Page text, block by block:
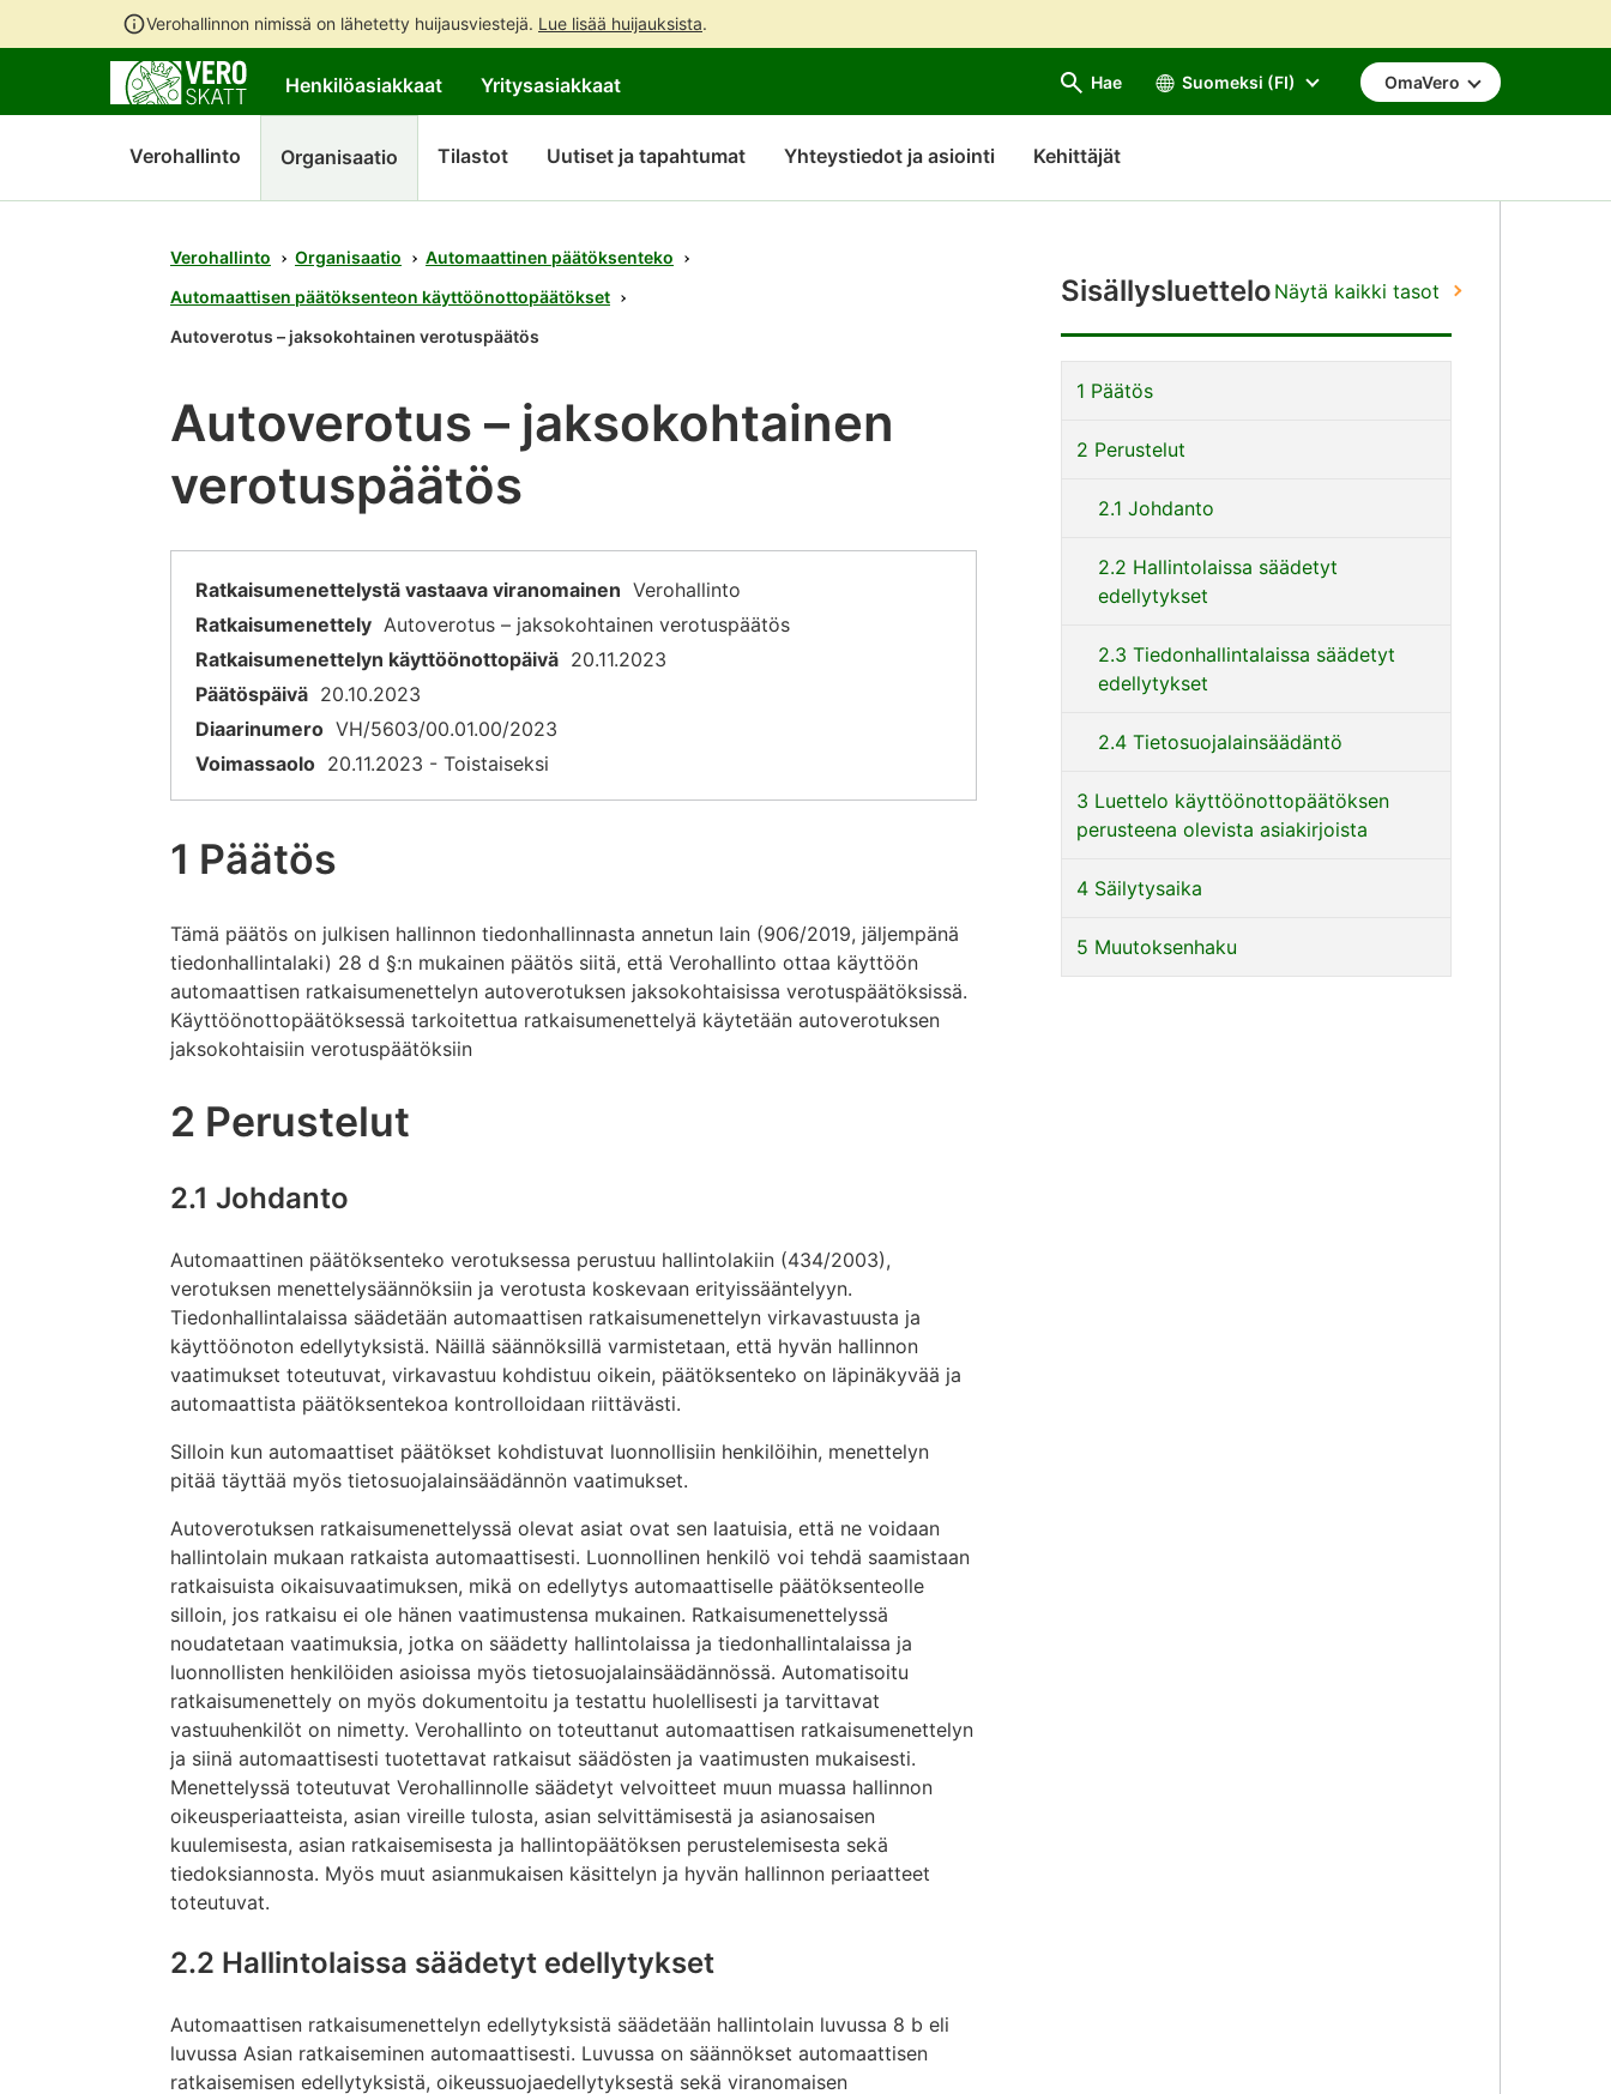
Verohallinnon nimissä on lähetetty huijausviestejä. Lue lisää huijauksista.
sisältöön
sivuston
hakuun
Henkilöasiakkaat Yritysasiakkaat Hae Suomeksi (FI) OmaVero
Verohallinto Organisaatio Tilastot Uutiset ja tapahtumat Yhteystiedot ja asiointi Kehittäjät
Sisällysluettelo Näytä kaikki tasot
suoraan
1 Päätös
2 Perustelut
2.1 Johdanto
2.2 Hallintolaissa säädetyt
edellytykset
2.3 Tiedonhallintalaissa säädetyt
edellytykset
2.4 Tietosuojalainsäädäntö
3 Luettelo käyttöönottopäätöksen
perusteena olevista asiakirjoista
4 Säilytysaika
5 Muutoksenhaku
Verohallinto Organisaatio
Automaattinen päätöksenteko
Automaattisen päätöksenteon käyttöönottopäätökset
Autoverotus – jaksokohtainen verotuspäätös
Autoverotus – jaksokohtainen
verotuspäätös
Ratkaisumenettelystä vastaava viranomainen Verohallinto
Ratkaisumenettely Autoverotus – jaksokohtainen verotuspäätös
Ratkaisumenettelyn käyttöönottopäivä 20.11.2023
Päätöspäivä 20.10.2023
Diaarinumero VH/5603/00.01.00/2023
Voimassaolo 20.11.2023 - Toistaiseksi
1 Päätös
Tämä päätös on julkisen hallinnon tiedonhallinnasta annetun lain (906/2019, jäljempänä
tiedonhallintalaki) 28 d §:n mukainen päätös siitä, että Verohallinto ottaa käyttöön
automaattisen ratkaisumenettelyn autoverotuksen jaksokohtaisissa verotuspäätöksissä.
Käyttöönottopäätöksessä tarkoitettua ratkaisumenettelyä käytetään autoverotuksen
jaksokohtaisiin verotuspäätöksiin
2 Perustelut
2.1 Johdanto
Automaattinen päätöksenteko verotuksessa perustuu hallintolakiin (434/2003),
verotuksen menettelysäännöksiin ja verotusta koskevaan erityissääntelyyn.
Tiedonhallintalaissa säädetään automaattisen ratkaisumenettelyn virkavastuusta ja
käyttöönoton edellytyksistä. Näillä säännöksillä varmistetaan, että hyvän hallinnon
vaatimukset toteutuvat, virkavastuu kohdistuu oikein, päätöksenteko on läpinäkyvää ja
automaattista päätöksentekoa kontrolloidaan riittävästi.
Silloin kun automaattiset päätökset kohdistuvat luonnollisiin henkilöihin, menettelyn
pitää täyttää myös tietosuojalainsäädännön vaatimukset.
Autoverotuksen ratkaisumenettelyssä olevat asiat ovat sen laatuisia, että ne voidaan
hallintolain mukaan ratkaista automaattisesti. Luonnollinen henkilö voi tehdä saamistaan
ratkaisuista oikaisuvaatimuksen, mikä on edellytys automaattiselle päätöksenteolle
silloin, jos ratkaisu ei ole hänen vaatimustensa mukainen. Ratkaisumenettelyssä
noudatetaan vaatimuksia, jotka on säädetty hallintolaissa ja tiedonhallintalaissa ja
luonnollisten henkilöiden asioissa myös tietosuojalainsäädännössä. Automatisoitu
ratkaisumenettely on myös dokumentoitu ja testattu huolellisesti ja tarvittavat
vastuuhenkilöt on nimetty. Verohallinto on toteuttanut automaattisen ratkaisumenettelyn
ja siinä automaattisesti tuotettavat ratkaisut säädösten ja vaatimusten mukaisesti.
Menettelyssä toteutuvat Verohallinnolle säädetyt velvoitteet muun muassa hallinnon
oikeusperiaatteista, asian vireille tulosta, asian selvittämisestä ja asianosaisen
kuulemisesta, asian ratkaisemisesta ja hallintopäätöksen perustelemisesta sekä
tiedoksiannosta. Myös muut asianmukaisen käsittelyn ja hyvän hallinnon periaatteet
toteutuvat.
2.2 Hallintolaissa säädetyt edellytykset
Automaattisen ratkaisumenettelyn edellytyksistä säädetään hallintolain luvussa 8 b eli
luvussa Asian ratkaiseminen automaattisesti. Luvussa on säännökset automaattisen
ratkaisemisen edellytyksistä, oikeussuojaedellytyksestä sekä viranomaisen